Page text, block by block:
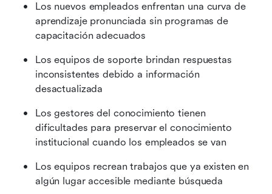
Los nuevos empleados enfrentan una curva de
aprendizaje pronunciada sin programas de
capacitación adecuados
Los equipos de soporte brindan respuestas
inconsistentes debido a información
desactualizada
Los gestores del conocimiento tienen
dificultades para preservar el conocimiento
institucional cuando los empleados se van
Los equipos recrean trabajos que ya existen en
algún lugar accesible mediante búsqueda